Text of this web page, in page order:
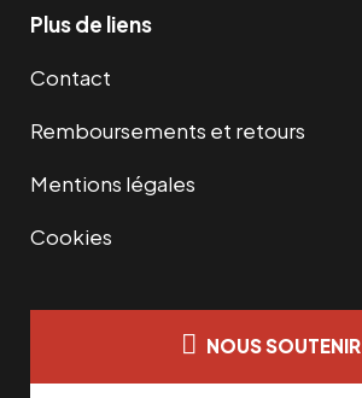
Plus de liens
Contact
Remboursements et retours
Mentions légales
Cookies
NOUS SOUTENIR